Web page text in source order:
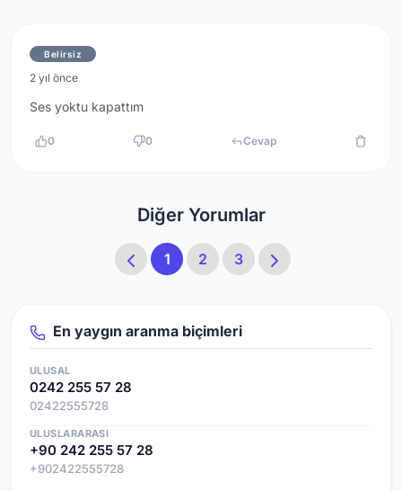
Belirsiz
2 yıl önce
Ses yoktu kapattım
0 0 Cevap
Diğer Yorumlar
1 2 3
En yaygın aranma biçimleri
ULUSAL
0242 255 57 28
02422555728
ULUSLARARASI
+90 242 255 57 28
+902422555728